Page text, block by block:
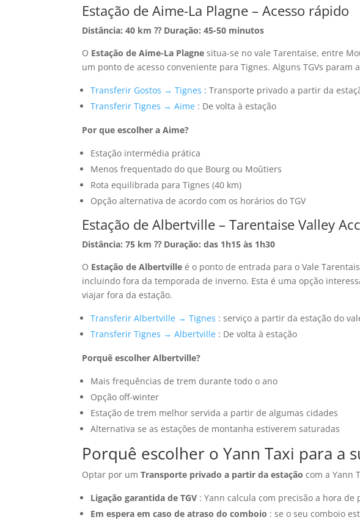
Estação de Aime-La Plagne – Acesso rápido
Distância: 40 km ⁇ Duração: 45-50 minutos
O Estação de Aime-La Plagne situa-se no vale Tarentaise, entre
um ponto de acesso conveniente para Tignes. Alguns TGVs param
Transferir Gostos → Tignes : Transporte privado a partir da
Transferir Tignes → Aime : De volta à estação
Por que escolher a Aime?
Estação intermédia prática
Menos frequentado do que Bourg ou Moûtiers
Rota equilibrada para Tignes (40 km)
Opção alternativa de acordo com os horários do TGV
Estação de Albertville – Tarentaise Valley
Distância: 75 km ⁇ Duração: das 1h15 às 1h30
O Estação de Albertville é o ponto de entrada para o Vale
incluindo fora da temporada de inverno. Esta é uma opção
viajar fora da estação.
Transferir Albertville → Tignes : serviço a partir da estação do
Transferir Tignes → Albertville : De volta à estação
Porquê escolher Albertville?
Mais frequências de trem durante todo o ano
Opção off-winter
Estação de trem melhor servida a partir de algumas cidades
Alternativa se as estações de montanha estiverem saturadas
Porquê escolher o Yann Taxi para a
Optar por umTransporte privado a partir da estação com a Yann
Ligação garantida de TGV : Yann calcula com precisão a hora
Em espera em caso de atraso do comboio : se o seu comboio